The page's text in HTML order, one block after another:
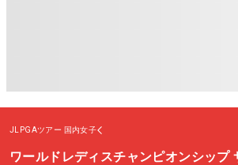
JLPGAツアー 国内女子
ワールドレディスチャンピオンシップ